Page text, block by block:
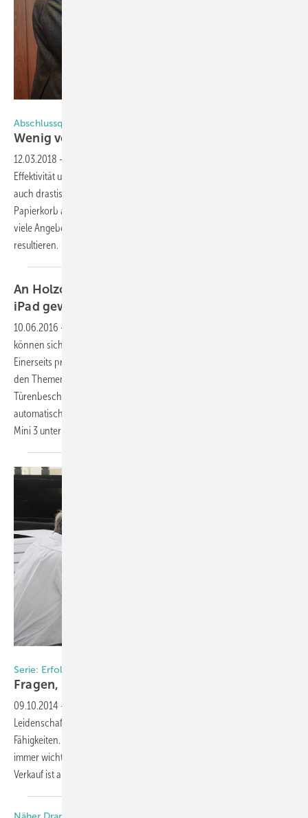
Abschlussquote
Wenig verlieren – viel
12.03.2018 -
Effektivität und damit den Erfolg der Verkäufer misst. Man könnte es
auch drastischer formulieren: Sie misst, ob die Verkäufer für den
Papierkorb arbeiten oder für einen neuen Kunden. Denn was nutzen
viele Angebote, wenn keine oder zu wenige Aufträge daraus
resultieren.
An Holzoberflächen-Seminar teilnehmen und
iPad gewinnen
10.06.2016 -
können sich gleich in doppelter Hinsicht zu den Gewinnern zählen:
Einerseits profitieren sie inhaltlich von den Seminaren, die sich mit
den Themen rund um die Möbellackierung sowie die Fenster- und
Türenbeschichtung beschäftigen, andererseits erhalten sie
automatisch eine Gewinnchance bei der Verlosung eines Apple iPad
Mini 3 unter allen
Serie: Erfolgstipps von Günter Schmitz, Coplaning
Fragen, verkaufen,
09.10.2014 -
Leidenschaften. Oft mangelt es Handwerkern an verkäuferischen
Fähigkeiten. Doch das kann man ändern. Denn: Der Verkauf wird
immer wichtiger und entscheidet über Erfolg oder Misserfolg. Ohne
Verkauf ist alles